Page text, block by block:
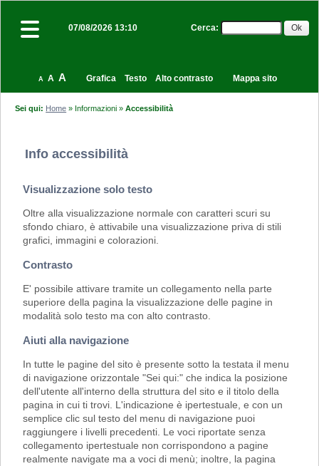
07/08/2026 13:10 Cerca:
A A A Grafica Testo Alto contrasto Mappa sito
Sei qui: Home » Informazioni »Accessibilità
Info accessibilità
Visualizzazione solo testo
Oltre alla visualizzazione normale con caratteri scuri su
sfondo chiaro, è attivabile una visualizzazione priva di stili
grafici, immagini e colorazioni.
Contrasto
E' possibile attivare tramite un collegamento nella parte
superiore della pagina la visualizzazione delle pagine in
modalità solo testo ma con alto contrasto.
Aiuti alla navigazione
In tutte le pagine del sito è presente sotto la testata il menu
di navigazione orizzontale "Sei qui:" che indica la posizione
dell'utente all'interno della struttura del sito e il titolo della
pagina in cui ti trovi. L'indicazione è ipertestuale, e con un
semplice clic sul testo del menu di navigazione puoi
raggiungere i livelli precedenti. Le voci riportate senza
collegamento ipertestuale non corrispondono a pagine
realmente navigate ma a voci di menù; inoltre, la pagina